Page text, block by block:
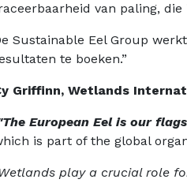
van paling,
Sustainable Eel Group
te boeken.”
Griffinn, Wetlands
European Eel is our
is part of the global
play a crucial role